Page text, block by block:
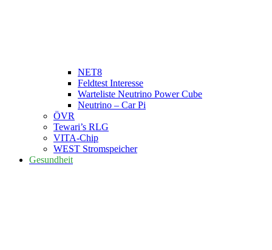
NET8
Feldtest Interesse
Warteliste Neutrino Power Cube
Neutrino – Car Pi
ÖVR
Tewari’s RLG
VITA-Chip
WEST Stromspeicher
Gesundheit